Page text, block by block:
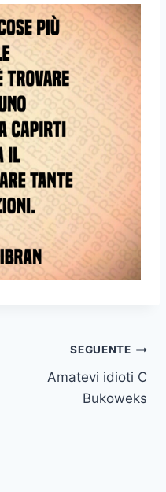
SEGUENTE
Amatevi idioti C
Bukoweks